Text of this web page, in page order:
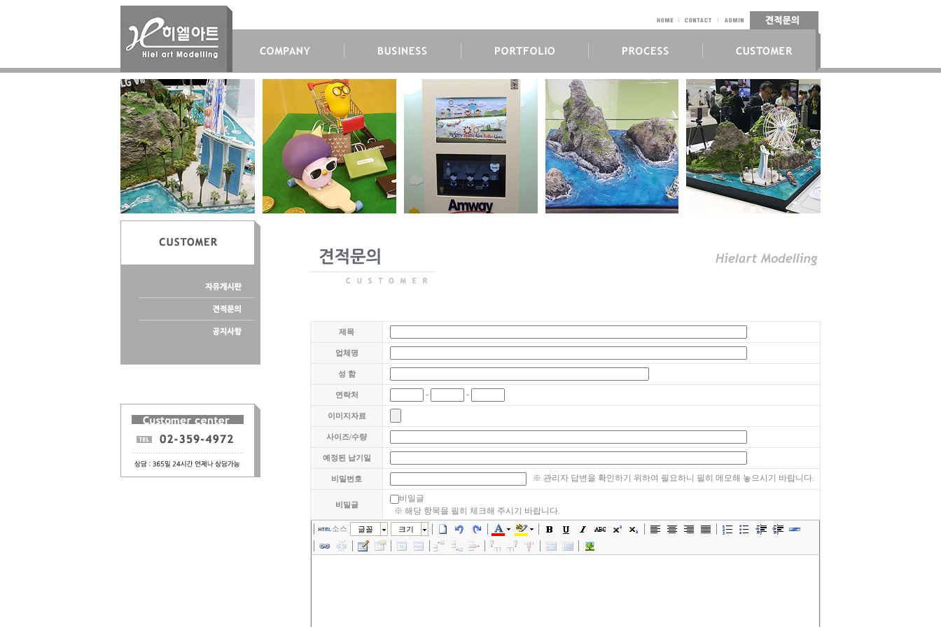
제목
업체명
성 함
연락처 - -
이미지자료
사이즈/수량
예정된 납기일
비밀번호 ※ 관리자 답변을 확인하기 위하여 필요하니 필히 메모해 놓으시기 바랍니다.
비밀글
비밀글
※ 해당 항목을 필히 체크해 주시기 바랍니다.
소스 글꼴 크기